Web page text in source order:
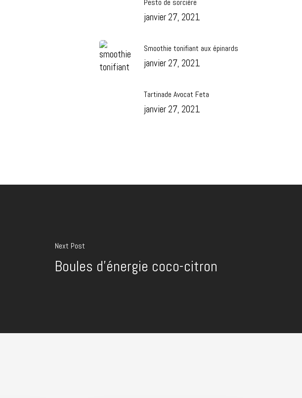
Pesto de sorcière
janvier 27, 2021
Smoothie tonifiant aux épinards
janvier 27, 2021
Tartinade Avocat Feta
janvier 27, 2021
Next Post
Boules d'énergie coco-citron